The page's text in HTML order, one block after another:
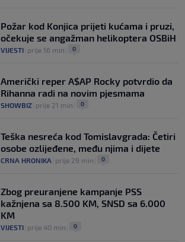
Požar kod Konjica prijeti kućama i pruzi,
očekuje se angažman helikoptera OSBiH
VIJESTI prije 16 min 0
Američki reper A$AP Rocky potvrdio da
Rihanna radi na novim pjesmama
SHOWBIZ prije 21 min 0
Teška nesreća kod Tomislavgrada: Četiri
osobe ozlijeđene, među njima i dijete
CRNA HRONIKA prije 29 min 0
Zbog preuranjene kampanje PSS
kažnjena sa 8.500 KM, SNSD sa 6.000
KM
VIJESTI prije 40 min 0